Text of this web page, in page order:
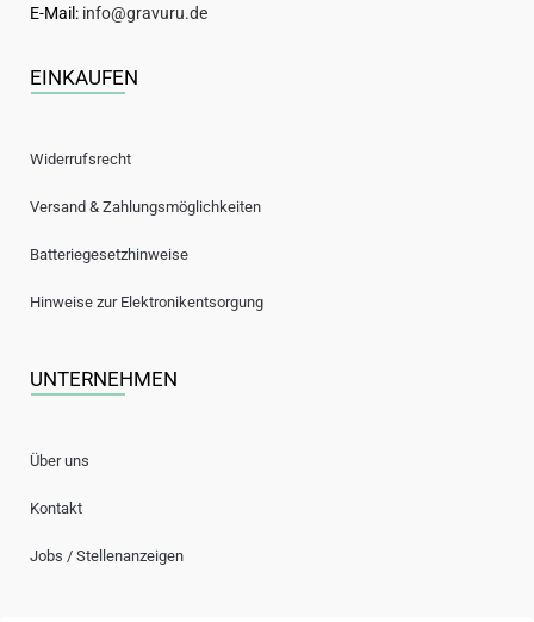
E-Mail: info@gravuru.de
EINKAUFEN
Widerrufsrecht
Versand & Zahlungsmöglichkeiten
Batteriegesetzhinweise
Hinweise zur Elektronikentsorgung
UNTERNEHMEN
Über uns
Kontakt
Jobs / Stellenanzeigen